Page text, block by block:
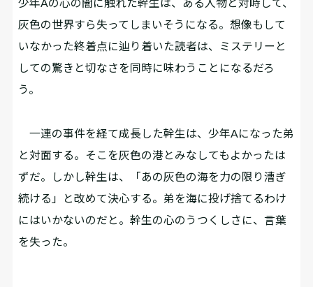
灰色の世界すら失ってしまいそうになる。想像もして
いなかった終着点に辿り着いた読者は、ミステリーと
しての驚きと切なさを同時に味わうことになるだろ
う。
一連の事件を経て成長した幹生は、少年Aになった弟
と対面する。そこを灰色の港とみなしてもよかったは
ずだ。しかし幹生は、「あの灰色の海を力の限り漕ぎ
続ける」と改めて決心する。弟を海に投げ捨てるわけ
にはいかないのだと。幹生の心のうつくしさに、言葉
を失った。